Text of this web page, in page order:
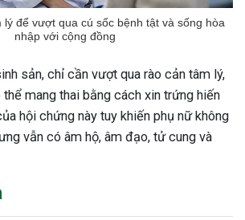
lý để vượt qua cú sốc bệnh tật và sống hòa
nhập với cộng đồng
sản, chỉ cần vượt qua rào cản tâm lý,
mang thai bằng cách xin trứng hiến
hội chứng này tuy khiến phụ nữ không
vẫn có âm hộ, âm đạo, tử cung và